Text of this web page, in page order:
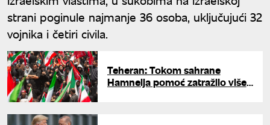
strani poginule najmanje 36 osoba, uključujući 32
vojnika i četiri civila.
Teheran: Tokom sahrane
Hamneija pomoć zatražilo više